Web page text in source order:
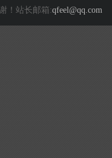
！站长邮箱:qfeel@qq.com